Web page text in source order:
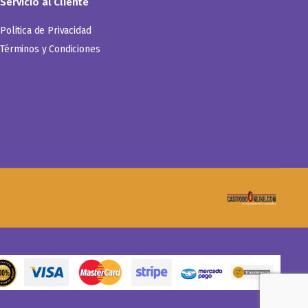
Politica de Privacidad
Términos y Condiciones